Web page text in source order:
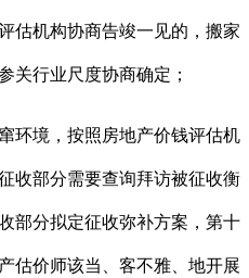
估机构协商告竣一见的，搬家
关行业尺度协商确定；
境，按照房地产价钱评估机
收部分需要查询拜访被征收衡
部分拟定征收弥补方案，第十
估价师该当、客不雅、地开展